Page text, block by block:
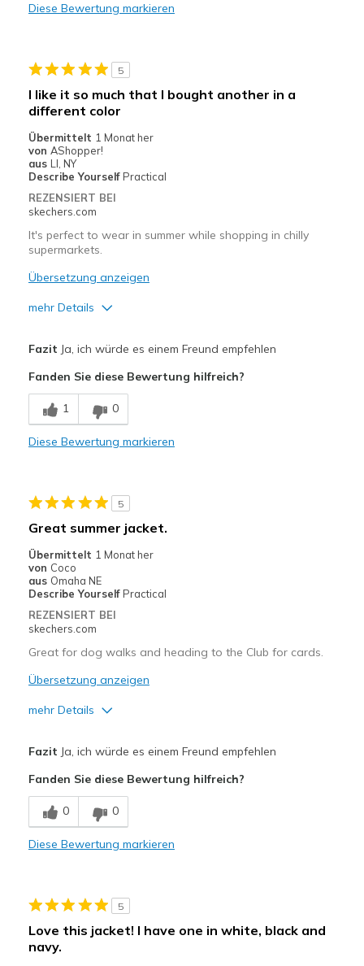
Casual Wear
Going Out
Width
Feels true to width
Sizing
Diese Bewertung markieren
5
I like it so much that I bought another in a
different color
Übermittelt 1 Monat her
von AShopper!
aus LI, NY
Describe Yourself Practical
REZENSIERT BEI
skechers.com
It's perfect to wear in summer while shopping in chilly
supermarkets.
Übersetzung anzeigen
mehr Details
Comfortable
Stylish
Travel
Sizing Feels true to size
Fazit Ja, ich würde es einem Freund empfehlen
Fanden Sie diese Bewertung hilfreich?
1 0
Diese Bewertung markieren
5
Great summer jacket.
Übermittelt 1 Monat her
von Coco
aus Omaha NE
Describe Yourself Practical
REZENSIERT BEI
skechers.com
Great for dog walks and heading to the Club for cards.
Übersetzung anzeigen
mehr Details
Comfortable
Stylish
Going Out
Travel
Fazit Ja, ich würde es einem Freund empfehlen
Fanden Sie diese Bewertung hilfreich?
0 0
Diese Bewertung markieren
5
Love this jacket! I have one in white, black and
navy.